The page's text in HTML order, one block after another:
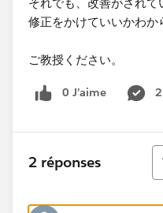
修正をかけていいかわか
ご教授ください。​
0 J’aime
2 réponses
Tri